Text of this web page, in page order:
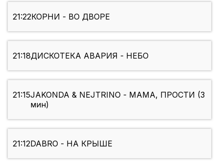
21:22КОРНИ - ВО ДВОРЕ
21:18ДИСКОТЕКА АВАРИЯ - НЕБО
21:15JAKONDA & NEJTRINO - МАМА, ПРОСТИ (3
мин)
21:12DABRO - НА КРЫШЕ